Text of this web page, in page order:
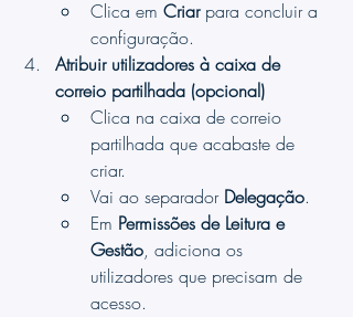
Clica em Criar para concluir a
configuração.
Atribuir utilizadores à caixa de
correio partilhada (opcional)
Clica na caixa de correio
partilhada que acabaste de
criar.
Vai ao separador Delegação.
Em Permissões de Leitura e
Gestão, adiciona os
utilizadores que precisam de
acesso.